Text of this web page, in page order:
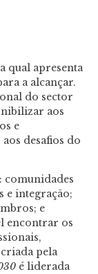
qual apresenta
a alcançar.
do sector
aos
e
desafios do
comunidades
e integração;
e
encontrar os
pela
é liderada